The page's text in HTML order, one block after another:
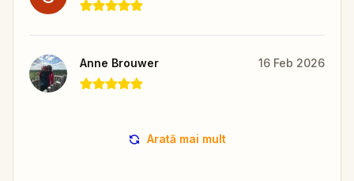
Anne Brouwer 16 Feb 2026
Arată mai mult